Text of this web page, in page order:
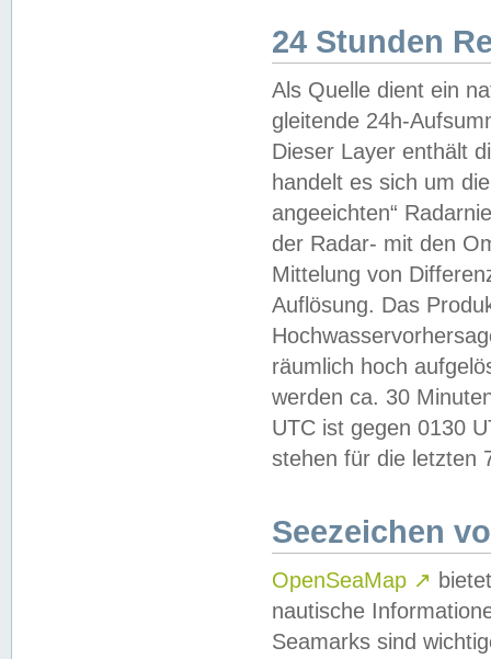
24 Stunden
Als Quelle dient ein
gleitende 24h-
Dieser Layer enthält
handelt es sich um
angeeichten“
der Radar- mit den
Mittelung von
Auflösung. Das
räumlich hoch
werden ca. 30
UTC ist gegen 0130
stehen für die letzten
Seezeichen
OpenSeaMap ↗
nautische
Seamarks sind